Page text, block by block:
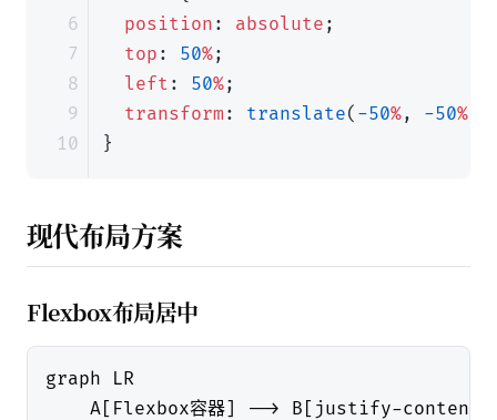
position : absolute ;
top : 50%;
left : 50%;
transform : translate( -50%, -50%
}
现代布局方案
Flexbox布局居中
graph LR
A[Flexbox容器] --> B[justify-